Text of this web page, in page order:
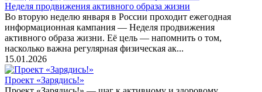
Неделя продвижения активного образа жизни
Во вторую неделю января в России проходит ежегодная
информационная кампания — Неделя продвижения
активного образа жизни. Её цель — напомнить о том,
насколько важна регулярная физическая ак...
15.01.2026
Проект «Зарядись!»